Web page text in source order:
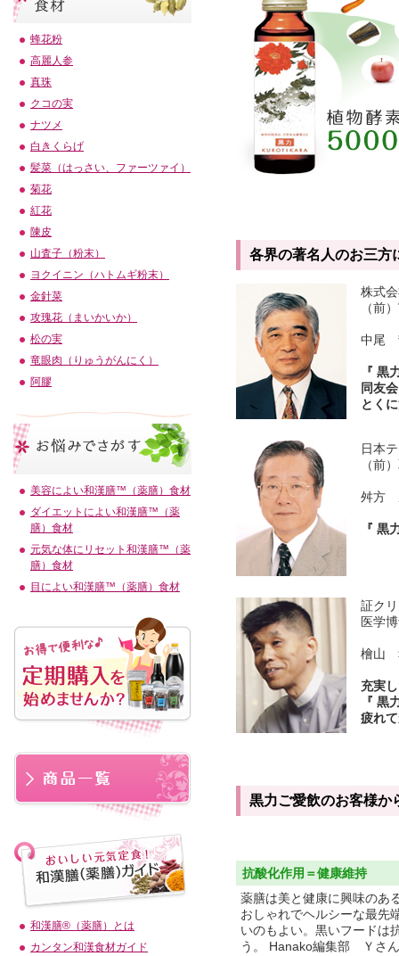
各界の著名人のお三方
株式
（前
中尾
『 黒
同友
とく
日本
（前
舛方
『 黒
証ク
医学
檜山
充実
『 黒
疲れ
黒力ご愛飲のお客様か
抗酸化作用＝健康維持
薬膳は美と健康に興味のあ
おしゃれでヘルシーな最先
いのもよい。黒いフードは
う。 Hanako編集部 Ｙさん
蜂花粉
高麗人参
真珠
クコの実
ナツメ
白きくらげ
髪菜（はっさい、ファーツァイ）
菊花
紅花
陳皮
山査子（粉末）
ヨクイニン（ハトムギ粉末）
金針菜
攻瑰花（まいかいか）
松の実
竜眼肉（りゅうがんにく）
阿膠
美容によい和漢膳™（薬膳）食材
ダイエットによい和漢膳™（薬
膳）食材
元気な体にリセット和漢膳™（薬
膳）食材
目によい和漢膳™（薬膳）食材
和漢膳®（薬膳）とは
カンタン和漢食材ガイド